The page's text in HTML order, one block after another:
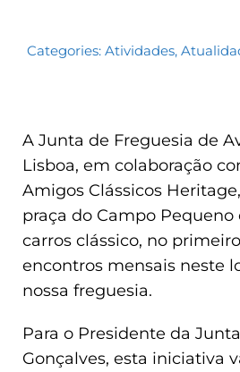
Categories: Atividades,
A Junta de Freguesia de
Lisboa, em colaboração
Amigos Clássicos
praça do Campo Pequeno
carros clássico, no
encontros mensais neste
nossa freguesia.
Para o Presidente da
Gonçalves, esta iniciativa